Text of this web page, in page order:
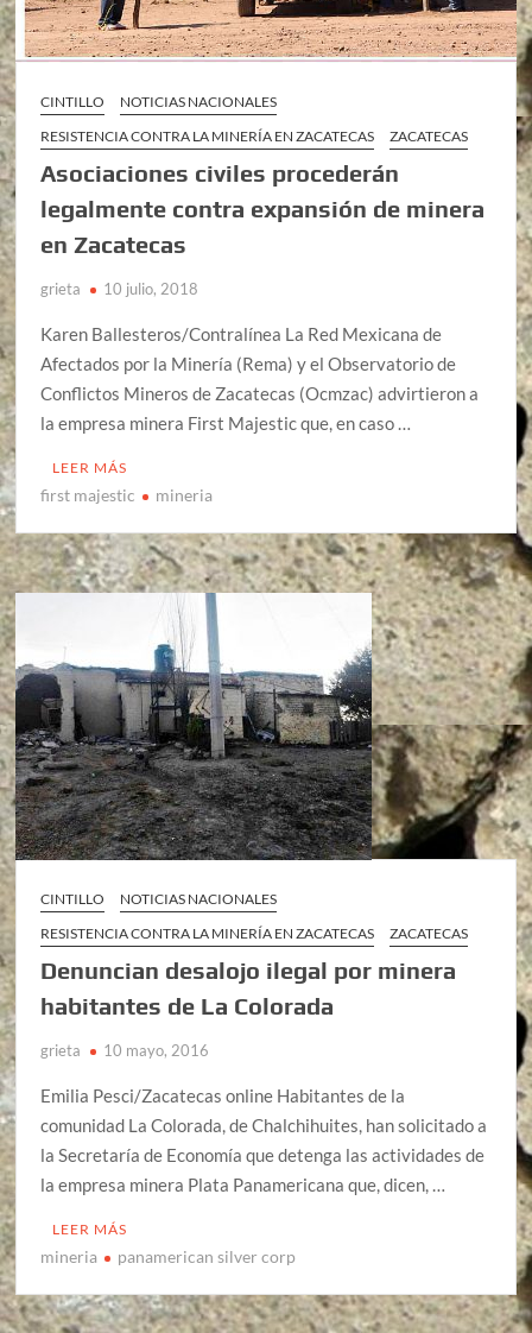
CINTILLO
NOTICIAS NACIONALES
RESISTENCIA CONTRA LA MINERÍA EN ZACATECAS
ZACATECAS
Asociaciones civiles procederán
legalmente contra expansión de minera
en Zacatecas
grieta 10 julio, 2018
Karen Ballesteros/Contralínea La Red Mexicana de
Afectados por la Minería (Rema) y el Observatorio de
Conflictos Mineros de Zacatecas (Ocmzac) advirtieron a
la empresa minera First Majestic que, en caso …
LEER MÁS
first majestic mineria
CINTILLO
NOTICIAS NACIONALES
RESISTENCIA CONTRA LA MINERÍA EN ZACATECAS
ZACATECAS
Denuncian desalojo ilegal por minera
habitantes de La Colorada
grieta 10 mayo, 2016
Emilia Pesci/Zacatecas online Habitantes de la
comunidad La Colorada, de Chalchihuites, han solicitado a
la Secretaría de Economía que detenga las actividades de
la empresa minera Plata Panamericana que, dicen, …
LEER MÁS
mineria panamerican silver corp